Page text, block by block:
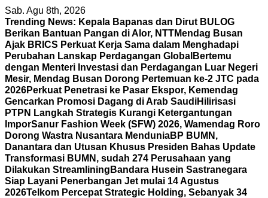
Skip
to
content
Sab. Agu 8th, 2026
Trending News: Kepala Bapanas dan Dirut BULOG
Berikan Bantuan Pangan di Alor, NTTMendag Busan
Ajak BRICS Perkuat Kerja Sama dalam Menghadapi
Perubahan Lanskap Perdagangan Global Bertemu
dengan Menteri Investasi dan Perdagangan Luar Negeri
Mesir, Mendag Busan Dorong Pertemuan ke-2 JTC pada
2026Perkuat Penetrasi ke Pasar Ekspor, Kemendag
Gencarkan Promosi Dagang di Arab SaudiHilirisasi
PTPN Langkah Strategis Kurangi Ketergantungan
ImporSanur Fashion Week (SFW) 2026, Wamendag Roro
Dorong Wastra Nusantara MenduniaBP BUMN,
Danantara dan Utusan Khusus Presiden Bahas Update
Transformasi BUMN, sudah 274 Perusahaan yang
Dilakukan Streamlining Bandara Husein Sastranegara
Siap Layani Penerbangan Jet mulai 14 Agustus
2026Telkom Percepat Strategic Holding, Sebanyak 34